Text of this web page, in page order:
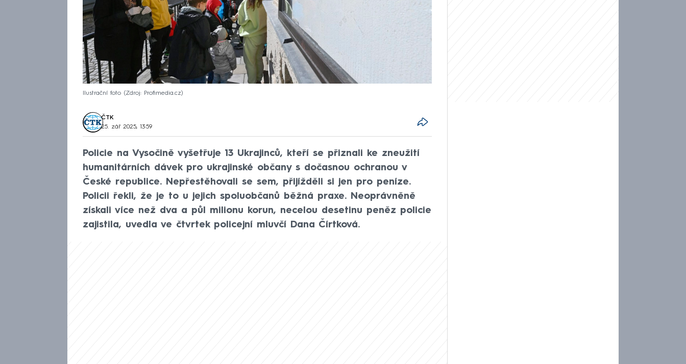
Ilustrační foto Zdroj: Profimedia.cz
ČTK
25. zář 2025, 13:59
Policie na Vysočině vyšetřuje 13 Ukrajinců, kteří se přiznali ke zneužití
humanitárních dávek pro ukrajinské občany s dočasnou ochranou v
České republice. Nepřestěhovali se sem, přijížděli si jen pro peníze.
Policii řekli, že je to u jejich spoluobčanů běžná praxe. Neoprávněně
získali více než dva a půl milionu korun, necelou desetinu peněz policie
zajistila, uvedla ve čtvrtek policejní mluvčí Dana Čírtková.